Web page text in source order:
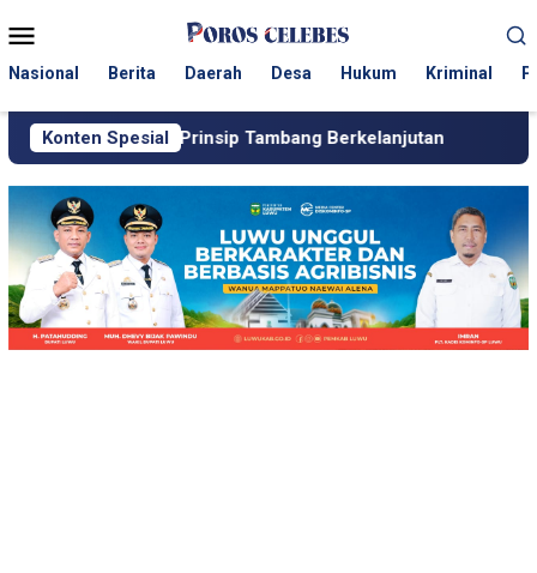
ke
Mobile
Nasional Berita Daerah Desa Hukum Kriminal
Konten Spesial
Prinsip Tambang Berkelanjutan Dugaan Setoran